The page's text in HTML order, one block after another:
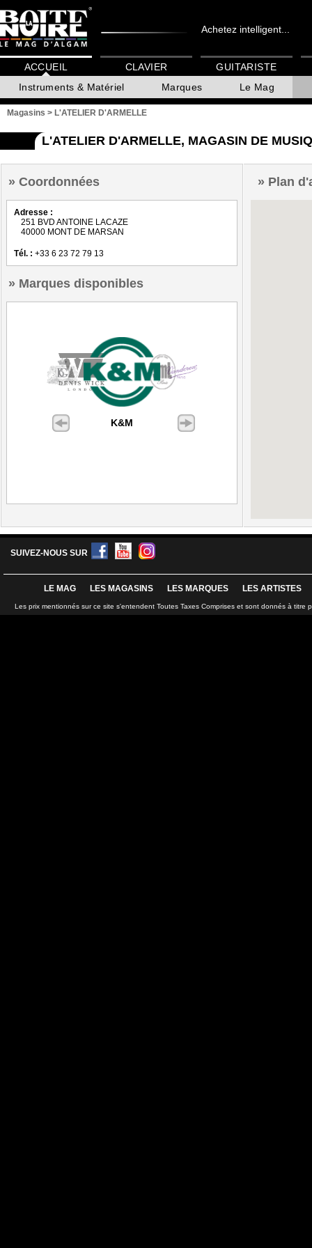
Achetez intelligent...
ACCUEIL
Instruments & Matériel
Marques Le Mag
CLAVIER GUITARISTE
Magasins > L'ATELIER D'ARMELLE
L'ATELIER D'ARMELLE, MAGASIN DE
Coordonnées
Adresse :
251 BVD ANTOINE LACAZE
40000 MONT DE MARSAN
Tél. : +33 6 23 72 79 13
Marques disponibles
K&M
Plan
SUIVEZ-NOUS SUR
LE MAG LES MAGASINS LES MARQUES LES ARTISTES
Les prix mentionnés sur ce site s'entendent Toutes Taxes Comprises et sont donnés à